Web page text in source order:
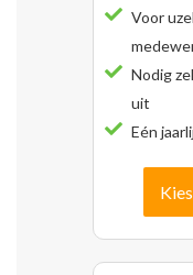
Voor
Nodig
uit
Eén